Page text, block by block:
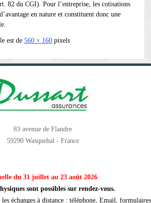
82 du CGI). Pour l’entreprise, les cotisations
en nature et constituent donc une
est de560 × 160 pixels
83 avenue de Flandre
59290 Wasquehal - France
du 31 juillet au 23 août 2026
sont possibles sur rendez-vous.
échanges à distance : téléphone, Email,